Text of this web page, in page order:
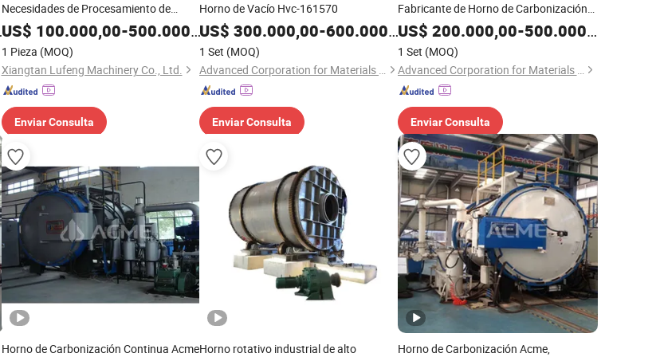
Necesidades de Procesamiento de
Metales a Alta Temperatura
US$ 100.000,00-500.000,00
1 Pieza (MOQ)
Xiangtan Lufeng Machinery Co., Ltd.
Enviar Consulta
Horno de Vacío Hvc-161570
US$ 300.000,00-600.000,00
1 Set (MOQ)
Advanced Corporation for Materials & Equipments
Enviar Consulta
Fabricante de Horno de Carbonización
al Vacío, Hvc-060609
US$ 200.000,00-500.000,00
1 Set (MOQ)
Advanced Corporation for Materials & Equipments
Enviar Consulta
Horno de Carbonización Continua AcmeHorno rotativo industrial de alto
Horno de Carbonización Acme,